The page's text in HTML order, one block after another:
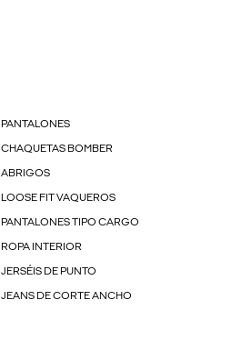
PANTALONES
CHAQUETAS BOMBER
ABRIGOS
LOOSE FIT VAQUEROS
PANTALONES TIPO CARGO
ROPA INTERIOR
JERSÉIS DE PUNTO
JEANS DE CORTE ANCHO